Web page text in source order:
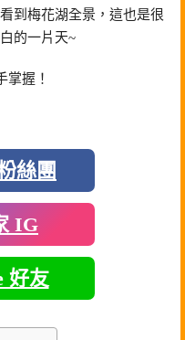
到梅花湖全景，這也是很
的一片天~
掌握！
絲團
IG
好友